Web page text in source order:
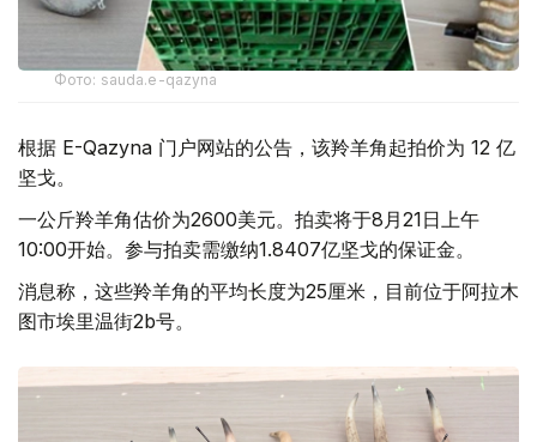
Фото: sauda.e-qazyna
根据 E-Qazyna 门户网站的公告，该羚羊角起拍价为 12 亿
坚戈。
一公斤羚羊角估价为2600美元。拍卖将于8月21日上午
10:00开始。参与拍卖需缴纳1.8407亿坚戈的保证金。
消息称，这些羚羊角的平均长度为25厘米，目前位于阿拉木
图市埃里温街2b号。